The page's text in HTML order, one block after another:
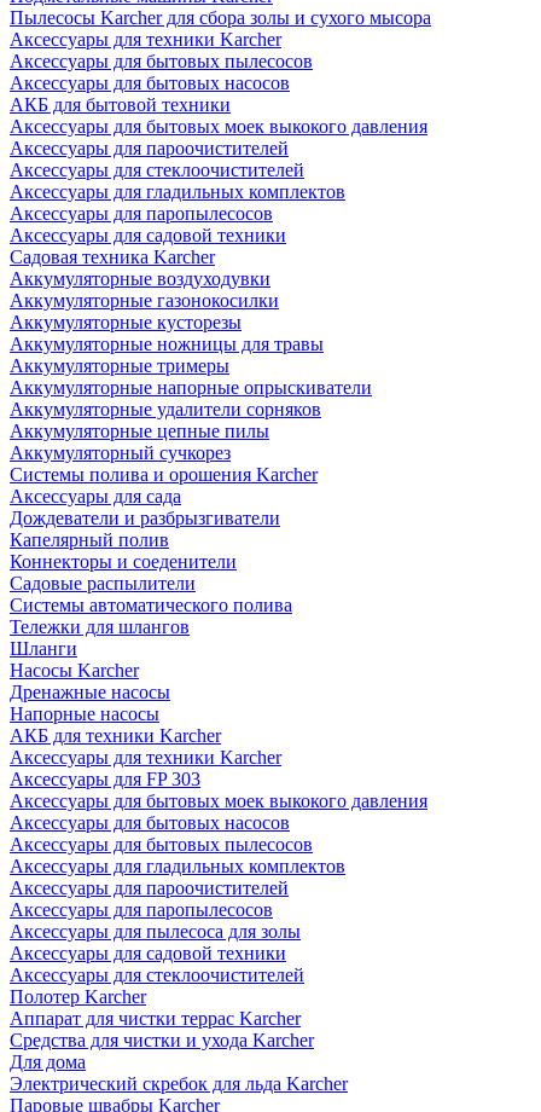
Пылесосы Karcher для сбора золы и сухого мысора
Аксессуары для техники Karcher
Аксессуары для бытовых пылесосов
Аксессуары для бытовых насосов
АКБ для бытовой техники
Аксессуары для бытовых моек выкокого давления
Аксессуары для пароочистителей
Аксессуары для стеклоочистителей
Аксессуары для гладильных комплектов
Аксессуары для паропылесосов
Аксессуары для садовой техники
Садовая техника Karcher
Аккумуляторные воздуходувки
Аккумуляторные газонокосилки
Аккумуляторные кусторезы
Аккумуляторные ножницы для травы
Аккумуляторные тримеры
Аккумуляторные напорные опрыскиватели
Аккумуляторные удалители сорняков
Аккумуляторные цепные пилы
Аккумуляторный сучкорез
Системы полива и орошения Karcher
Аксессуары для сада
Дождеватели и разбрызгиватели
Капелярный полив
Коннекторы и соеденители
Садовые распылители
Системы автоматического полива
Тележки для шлангов
Шланги
Насосы Karcher
Дренажные насосы
Напорные насосы
АКБ для техники Karcher
Аксессуары для техники Karcher
Аксессуары для FP 303
Аксессуары для бытовых моек выкокого давления
Аксессуары для бытовых насосов
Аксессуары для бытовых пылесосов
Аксессуары для гладильных комплектов
Аксессуары для пароочистителей
Аксессуары для паропылесосов
Аксессуары для пылесоса для золы
Аксессуары для садовой техники
Аксессуары для стеклоочистителей
Полотер Karcher
Аппарат для чистки террас Karcher
Средства для чистки и ухода Karcher
Для дома
Электрический скребок для льда Karcher
Паровые швабры Karcher